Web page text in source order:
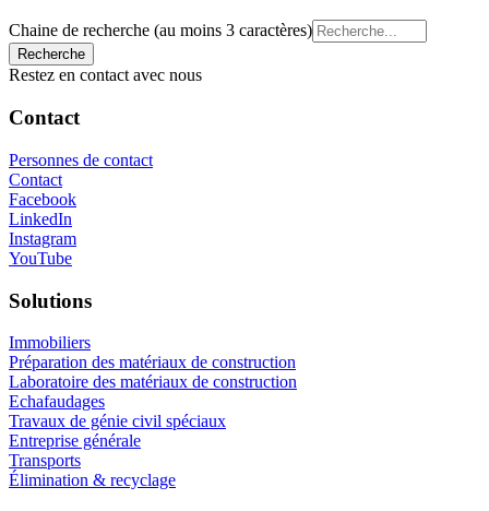
Chaine de recherche (au moins 3 caractères)
Restez en contact avec nous
Contact
Personnes de contact
Contact
Facebook
LinkedIn
Instagram
YouTube
Solutions
Immobiliers
Préparation des matériaux de construction
Laboratoire des matériaux de construction
Echafaudages
Travaux de génie civil spéciaux
Entreprise générale
Transports
Élimination & recyclage